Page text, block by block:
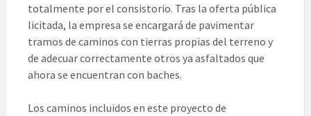
totalmente por el consistorio. Tras la oferta pública
licitada, la empresa se encargará de pavimentar
tramos de caminos con tierras propias del terreno y
de adecuar correctamente otros ya asfaltados que
ahora se encuentran con baches.
Los caminos incluidos en este proyecto de